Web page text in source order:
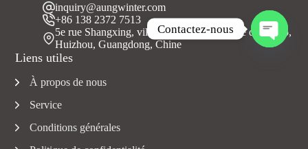
inquiry@aungwinter.com
+86 138 2372 7513
5e rue Shangxing, ville de Yuanzhou, comté de Boluo,
Huizhou, Guangdong, Chine
Liens utiles
À propos de nous
Service
Conditions générales
Contactez-nous